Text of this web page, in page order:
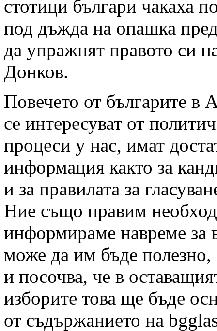
стотици българи чакаха
под дъжда на опашка
да упражнят правото си
Донков.
Повечето от българите в
се интересуват от
процеси у нас, имат
информация както за
и за правилата за
Ние също правим
информираме навреме за
може да им бъде полезно,
и посочва, че в
изборите това ще бъде
от съдържанието на